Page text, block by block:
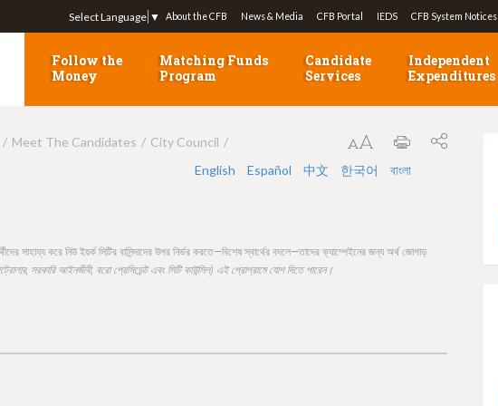
Jump to navigation
Select Language ▼ About the CFB News & Media CFB Portal IEDS CFB System Notices
Follow the
Money
Matching Funds
Program
Candidate
Services
Independent
Expenditures
Meet The Candidates
City Council
English
Español 中文 한국어 বাংলা
সাহায্য করে নিউ ইয়র্ক সিটির বাসিন্দাদের উপর নির্ভর করতে—বিশেষ স্বার্থের বদলে—তাদের ক্যাম্পেইনের জন্য অর্থ জোগাড়
সরকারি আইনজীবী, বরো প্রেসিডেন্ট এবং সিটি কাউন্সিল) এই প্রোগ্রামে যোগ দিতে পারেন।